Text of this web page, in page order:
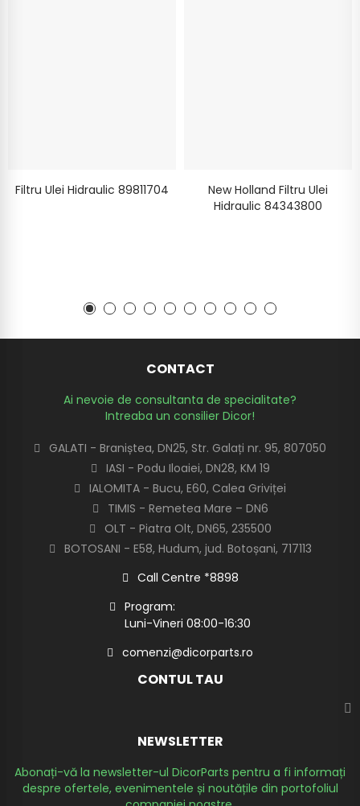
Filtru Ulei Hidraulic 89811704
New Holland Filtru Ulei
Hidraulic 84343800
CONTACT
Ai nevoie de consultanta de specialitate?
Intreaba un consilier Dicor!
GALATI - Braniștea, DN25, Str. Galați nr. 95, 807050
IASI - Podu Iloaiei, DN28, KM 19
IALOMITA - Bucu, E60, Calea Griviței
TIMIS - Remetea Mare – DN6
OLT - Piatra Olt, DN65, 235500
BOTOSANI - E58, Hudum, jud. Botoșani, 717113
Call Centre *8898
Program:
Luni-Vineri 08:00-16:30
comenzi@dicorparts.ro
CONTUL TAU
NEWSLETTER
Abonați-vă la newsletter-ul DicorParts pentru a fi informați
despre ofertele, evenimentele și noutățile din portofoliul